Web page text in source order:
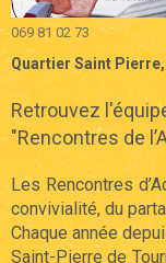
069 81 02 73
Quartier Saint
Retrouvez
"Rencontres de
Les Rencontres
convivialité, du
Chaque année
Saint-Pierre de